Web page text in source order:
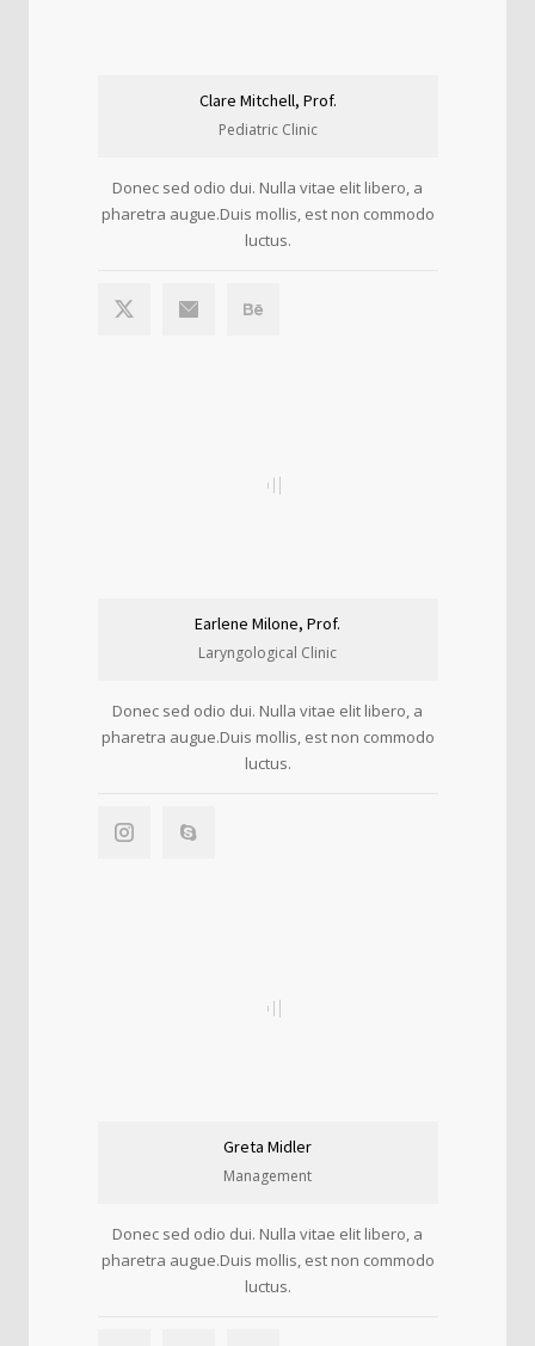
Clare Mitchell, Prof.
Pediatric Clinic
Donec sed odio dui. Nulla vitae elit libero, a
pharetra augue.Duis mollis, est non commodo
luctus.
Earlene Milone, Prof.
Laryngological Clinic
Donec sed odio dui. Nulla vitae elit libero, a
pharetra augue.Duis mollis, est non commodo
luctus.
Greta Midler
Management
Donec sed odio dui. Nulla vitae elit libero, a
pharetra augue.Duis mollis, est non commodo
luctus.